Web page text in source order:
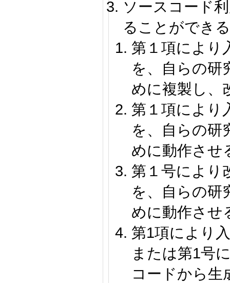
ソースコード
ることができ
第１項により
を、自らの研
めに複製し、
第１項により
を、自らの研
めに動作させ
第１号により
を、自らの研
めに動作させ
第1項により
または第1号
コードから生